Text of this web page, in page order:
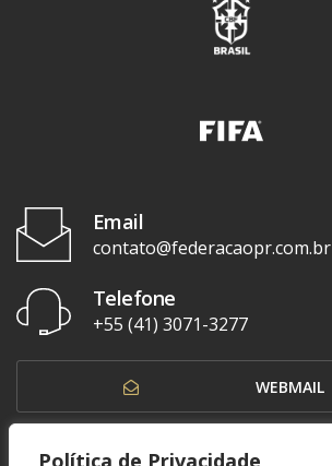
Política de Privacidade
Email
contato@federacaopr.com.br
Telefone
+55 (41) 3071-3277
WEBMAIL
OUVIDORIA